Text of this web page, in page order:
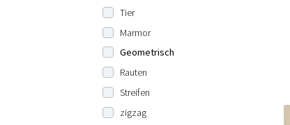
Tier
Marmor
Geometrisch
Rauten
Streifen
zigzag